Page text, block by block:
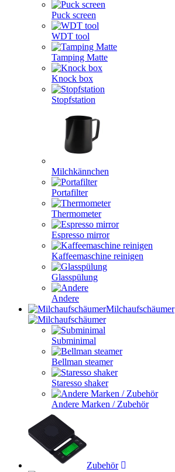
Puck screen
WDT tool
Tamping Matte
Knock box
Stopfstation
Milchkännchen
Portafilter
Thermometer
Espresso mirror
Kaffeemaschine reinigen
Glasspülung
Andere
Milchaufschäumer
Subminimal
Bellman steamer
Staresso shaker
Andere Marken / Zubehör
Zubehör